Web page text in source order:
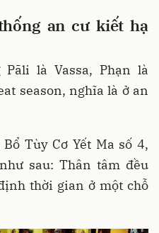
an cư kiết hạ
là Vassa, Phạn là
season, nghĩa là ở an
Tùy Cơ Yết Ma số 4,
sau: Thân tâm đều
thời gian ở một chỗ